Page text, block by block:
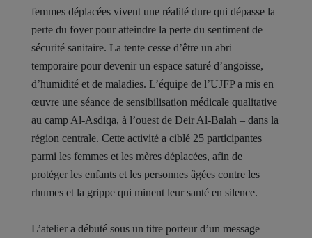
femmes déplacées vivent une réalité dure qui dépasse la
perte du foyer pour atteindre la perte du sentiment de
sécurité sanitaire. La tente cesse d’être un abri
temporaire pour devenir un espace saturé d’angoisse,
d’humidité et de maladies. L’équipe de l’UJFP a mis en
œuvre une séance de sensibilisation médicale qualitative
au camp Al-Asdiqa, à l’ouest de Deir Al-Balah – dans la
région centrale. Cette activité a ciblé 25 participantes
parmi les femmes et les mères déplacées, afin de
protéger les enfants et les personnes âgées contre les
rhumes et la grippe qui minent leur santé en silence.
L’atelier a débuté sous un titre porteur d’un message